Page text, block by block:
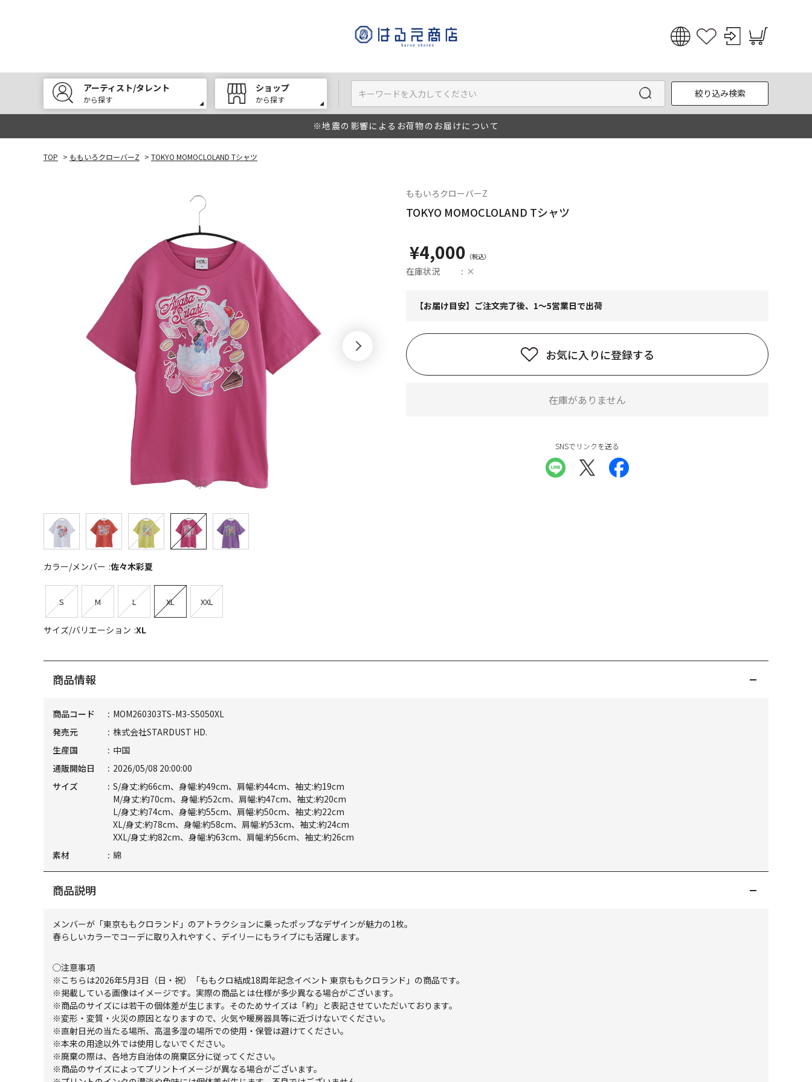
English
한국어
アーティスト/タレント
から探す
ショップ
から探す
絞り込み検索
※地震の影響によるお荷物のお届けについて
TOP > ももいろクローバーZ > TOKYO MOMOCLOLAND Tシャツ
1/2
カラー/メンバー 佐々木彩夏
S M L XL XXL
サイズ/バリエーション XL
ももいろクローバーZ
TOKYO MOMOCLOLAND Tシャツ
¥4,000
在庫状況 ×
【お届け目安】ご注文完了後、1～5営業日で出荷
お気に入りに登録する
在庫がありません
SNSでリンクを送る
商品情報
商品コード
MOM260303TS-M3-S5050XL
発売元
株式会社STARDUST HD.
生産国
中国
通販開始日
2026/05/08 20:00:00
サイズ
S/身丈:約66cm、身幅:約49cm、肩幅:約44cm、袖丈:約19cm
M/身丈:約70cm、身幅:約52cm、肩幅:約47cm、袖丈:約20cm
L/身丈:約74cm、身幅:約55cm、肩幅:約50cm、袖丈:約22cm
XL/身丈:約78cm、身幅:約58cm、肩幅:約53cm、袖丈:約24cm
XXL/身丈:約82cm、身幅:約63cm、肩幅:約56cm、袖丈:約26cm
素材
綿
商品説明
メンバーが「東京ももクロランド」のアトラクションに乗ったポップなデザインが魅力の1枚。
春らしいカラーでコーデに取り入れやすく、デイリーにもライブにも活躍します。
◯注意事項
※こちらは2026年5月3日（日・祝）「ももクロ結成18周年記念イベント 東京ももクロランド」の商品です。
※掲載している画像はイメージです。実際の商品とは仕様が多少異なる場合がございます。
※商品のサイズには若干の個体差が生じます。そのためサイズは「約」と表記させていただいております。
※変形・変質・火災の原因となりますので、火気や暖房器具等に近づけないでください。
※直射日光の当たる場所、高温多湿の場所での使用・保管は避けてください。
※本来の用途以外では使用しないでください。
※廃棄の際は、各地方自治体の廃棄区分に従ってください。
※商品のサイズによってプリントイメージが異なる場合がございます。